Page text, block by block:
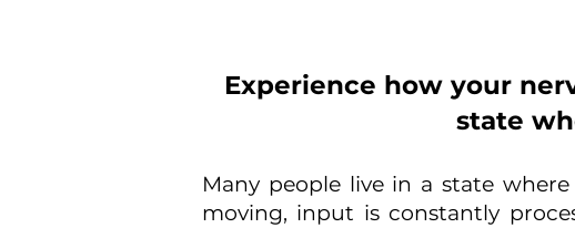
Experience how your
state
Many people live in a state
moving, input is constantly